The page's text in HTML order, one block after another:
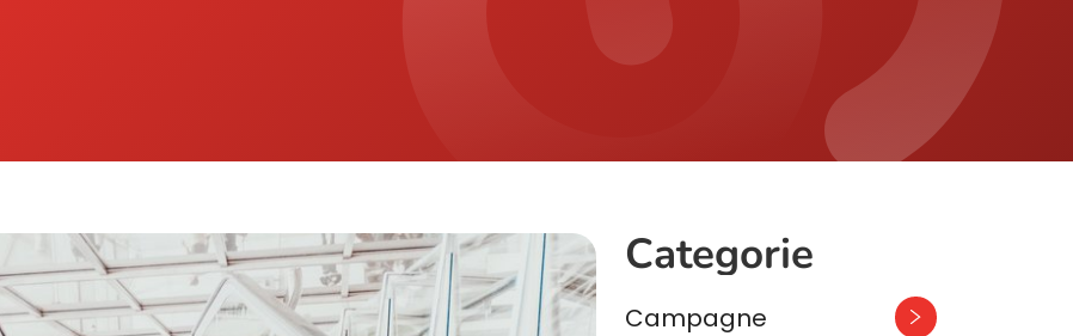
Categorie
Campagne